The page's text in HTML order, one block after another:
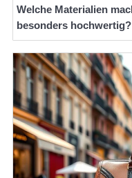
Welche Materialien
besonders hochwertig?